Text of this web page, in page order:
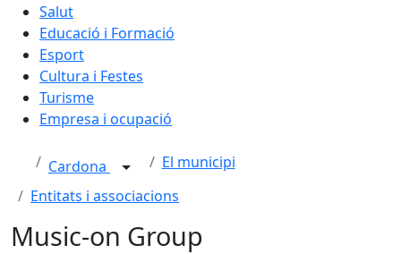
Salut
Educació i Formació
Esport
Cultura i Festes
Turisme
Empresa i ocupació
Cardona
El municipi
Entitats i associacions
Music-on Group